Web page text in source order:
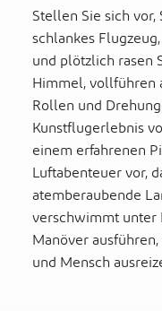
Stellen Sie sich
schlankes
und plötzlich rasen
Himmel, vollführen
Rollen und
Kunstflugerlebnis
einem erfahrenen
Luftabenteuer vor,
atemberaubende
verschwimmt unter
Manöver
und Mensch